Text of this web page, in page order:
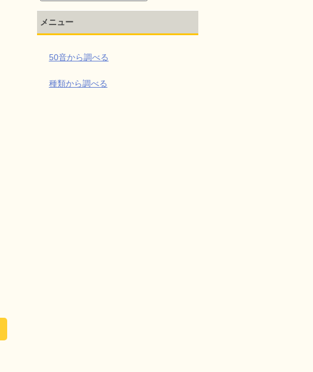
メニュー
50音から調べる
種類から調べる